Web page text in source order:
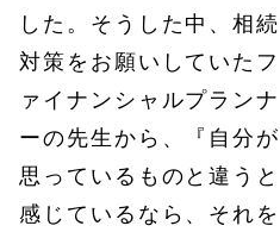
した。そうした中、相続
対策をお願いしていたフ
ァイナンシャルプランナ
ーの先生から、『自分が
思っているものと違うと
感じているなら、それを